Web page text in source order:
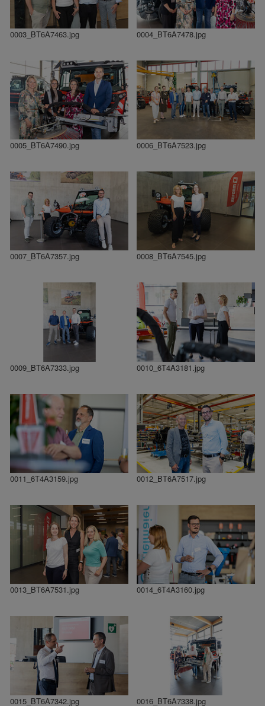
0003_BT6A7463.jpg 0004_BT6A7478.jpg
0005_BT6A7490.jpg 0006_BT6A7523.jpg
0007_BT6A7357.jpg 0008_BT6A7545.jpg
0009_BT6A7333.jpg 0010_6T4A3181.jpg
0011_6T4A3159.jpg 0012_BT6A7517.jpg
0013_BT6A7531.jpg 0014_6T4A3160.jpg
0015_BT6A7342.jpg 0016_BT6A7338.jpg